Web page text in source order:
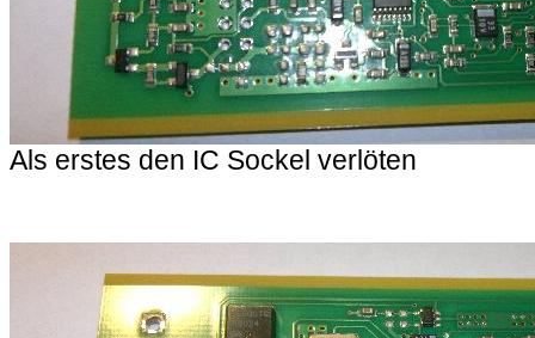
Als erstes den IC Sockel verlöten